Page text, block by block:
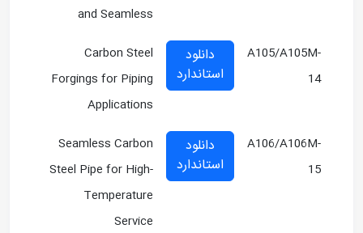
and Seamless
A105/A105M-
14
دانلود
استاندارد
Carbon Steel
Forgings for Piping
Applications
A106/A106M-
15
دانلود
استاندارد
Seamless Carbon
Steel Pipe for High-
Temperature
Service